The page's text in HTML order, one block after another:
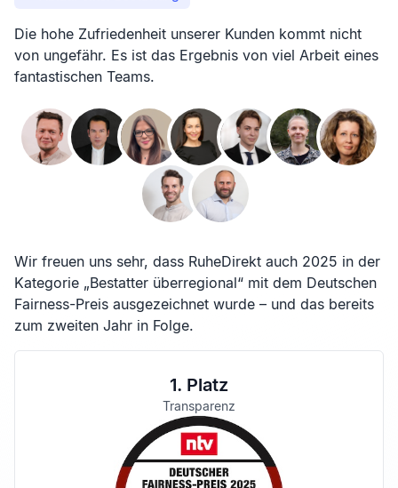
Die hohe Zufriedenheit unserer Kunden kommt nicht
von ungefähr. Es ist das Ergebnis von viel Arbeit eines
fantastischen Teams.
Wir freuen uns sehr, dass RuheDirekt auch 2025 in der
Kategorie „Bestatter überregional“ mit dem Deutschen
Fairness-Preis ausgezeichnet wurde – und das bereits
zum zweiten Jahr in Folge.
1. Platz
Transparenz